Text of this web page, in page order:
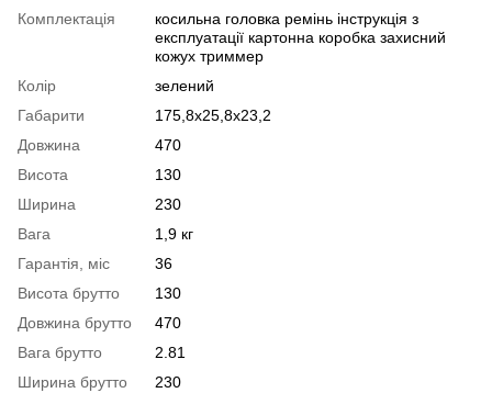
Комплектація
косильна головка ремінь інструкція з
експлуатації картонна коробка захисний
кожух триммер
Колір
зелений
Габарити
175,8x25,8x23,2
Довжина
470
Висота
130
Ширина
230
Вага
1,9 кг
Гарантія, міс
36
Висота брутто
130
Довжина брутто
470
Вага брутто
2.81
Ширина брутто
230